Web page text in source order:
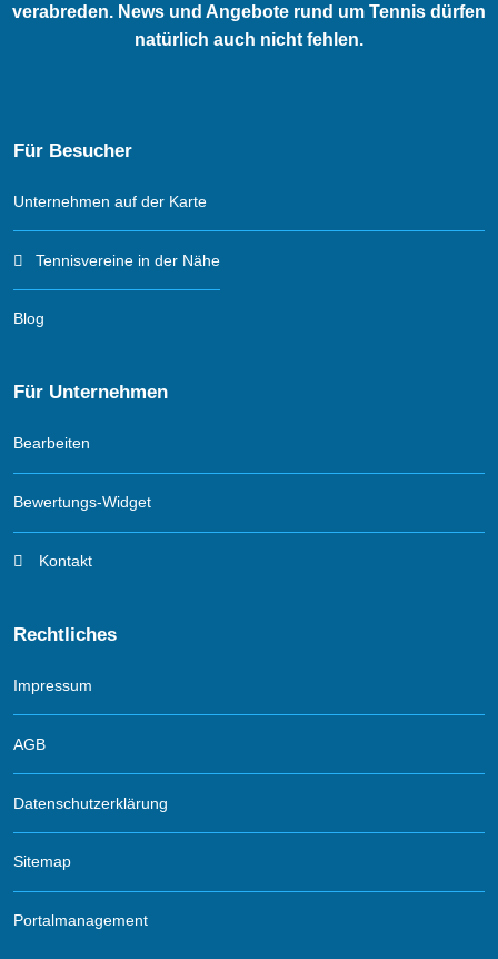
verabreden. News und Angebote rund um Tennis dürfen
natürlich auch nicht fehlen.
Für Besucher
Unternehmen auf der Karte
Tennisvereine in der Nähe
Blog
Für Unternehmen
Bearbeiten
Bewertungs-Widget
Kontakt
Rechtliches
Impressum
AGB
Datenschutzerklärung
Sitemap
Portalmanagement